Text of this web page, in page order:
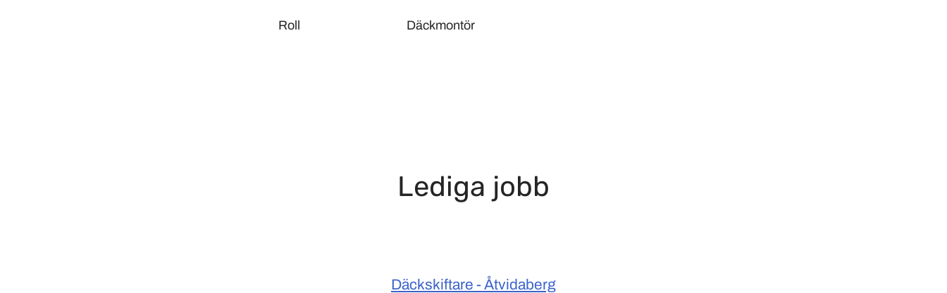
Roll Däckmontör
Lediga jobb
Däckskiftare - Åtvidaberg